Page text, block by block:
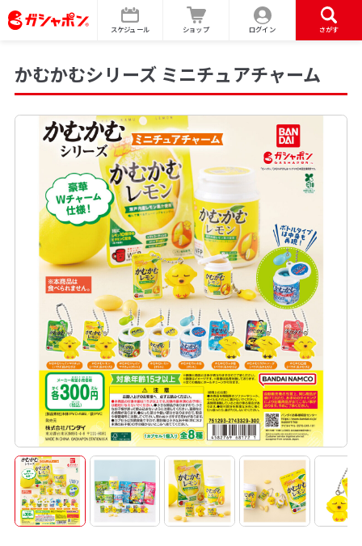
スケジュール ショップ ログイン さがす
かむかむシリーズ ミニチュアチャーム